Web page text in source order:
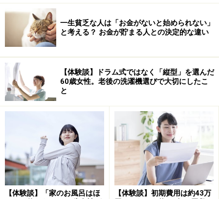
後も働き続けることに抵抗はなく、かえって生きがいを
感じるでしょう。一生貧乏な人は「お金がないと始められない」
と考える？ お金が貯まる人との決定的な違い
【体験談】ドラム式ではなく「縦型」を選んだ
60歳女性。老後の洗濯機選びで大切にしたこ
と
【体験談】「家のお風呂はほ
【体験談】初期費用は約43万